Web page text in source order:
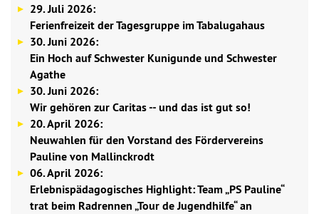
29. Juli 2026:
Ferienfreizeit der Tagesgruppe im Tabalugahaus
30. Juni 2026:
Ein Hoch auf Schwester Kunigunde und Schwester
Agathe
30. Juni 2026:
Wir gehören zur Caritas -- und das ist gut so!
20. April 2026:
Neuwahlen für den Vorstand des Fördervereins
Pauline von Mallinckrodt
06. April 2026:
Erlebnispädagogisches Highlight: Team „PS Pauline“
trat beim Radrennen „Tour de Jugendhilfe“ an